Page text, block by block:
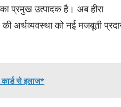
प्रमुख उत्पादक है। अब हीरा
अर्थव्यवस्था को नई मजबूती
कार्ड से इलाज*